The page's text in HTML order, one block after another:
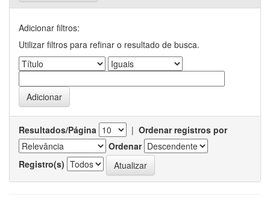
Adicionar filtros:
Utilizar filtros para refinar o resultado de busca.
Resultados/Página | Ordenar registros por
Ordenar
Registro(s)